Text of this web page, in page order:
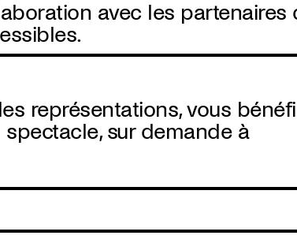
avec les partenaires
représentations, vous
sur demande à